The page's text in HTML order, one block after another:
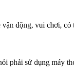
động, vui chơi,
sử dụng máy